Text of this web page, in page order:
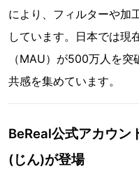
により、フィルターや加
しています。日本では現
（MAU）が500万人を
共感を集めています。
BeReal公式アカウ
(じん)が登場